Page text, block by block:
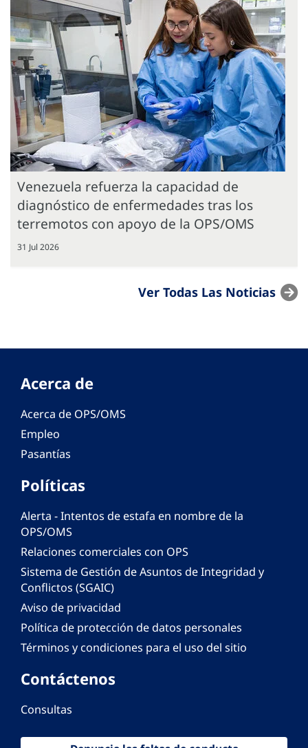
Venezuela refuerza la capacidad de
diagnóstico de enfermedades tras los
terremotos con apoyo de la OPS/OMS
31 Jul 2026
Ver Todas Las Noticias
Acerca de
Acerca de OPS/OMS
Empleo
Pasantías
Políticas
Alerta - Intentos de estafa en nombre de la
OPS/OMS
Relaciones comerciales con OPS
Sistema de Gestión de Asuntos de Integridad y
Conflictos (SGAIC)
Aviso de privacidad
Política de protección de datos personales
Términos y condiciones para el uso del sitio
Contáctenos
Consultas